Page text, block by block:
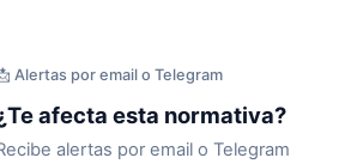
Alertas por email o Telegram
afecta esta normativa?
alertas por email o Telegram